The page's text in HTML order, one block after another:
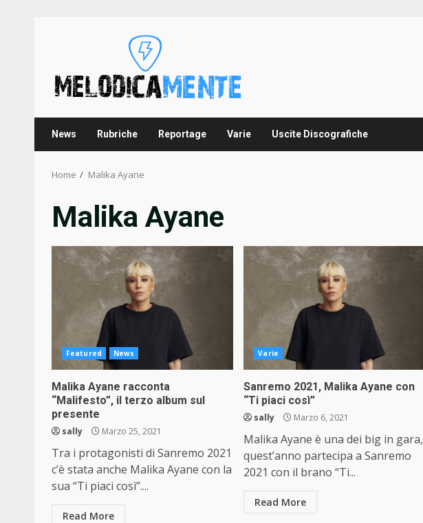
News Rubriche Reportage Varie Uscite Discografiche
Home Malika Ayane
Malika Ayane
Featured News
Malika Ayane racconta
“Malifesto”, il terzo album sul
presente
sally Marzo 25, 2021
Tra i protagonisti di Sanremo 2021
c’è stata anche Malika Ayane con la
sua “Ti piaci così”....
Read More
Varie
Sanremo 2021, Malika Ayane con
“Ti piaci così”
sally Marzo 6, 2021
Malika Ayane è una dei big in gara,
quest’anno partecipa a Sanremo
2021 con il brano “Ti...
Read More